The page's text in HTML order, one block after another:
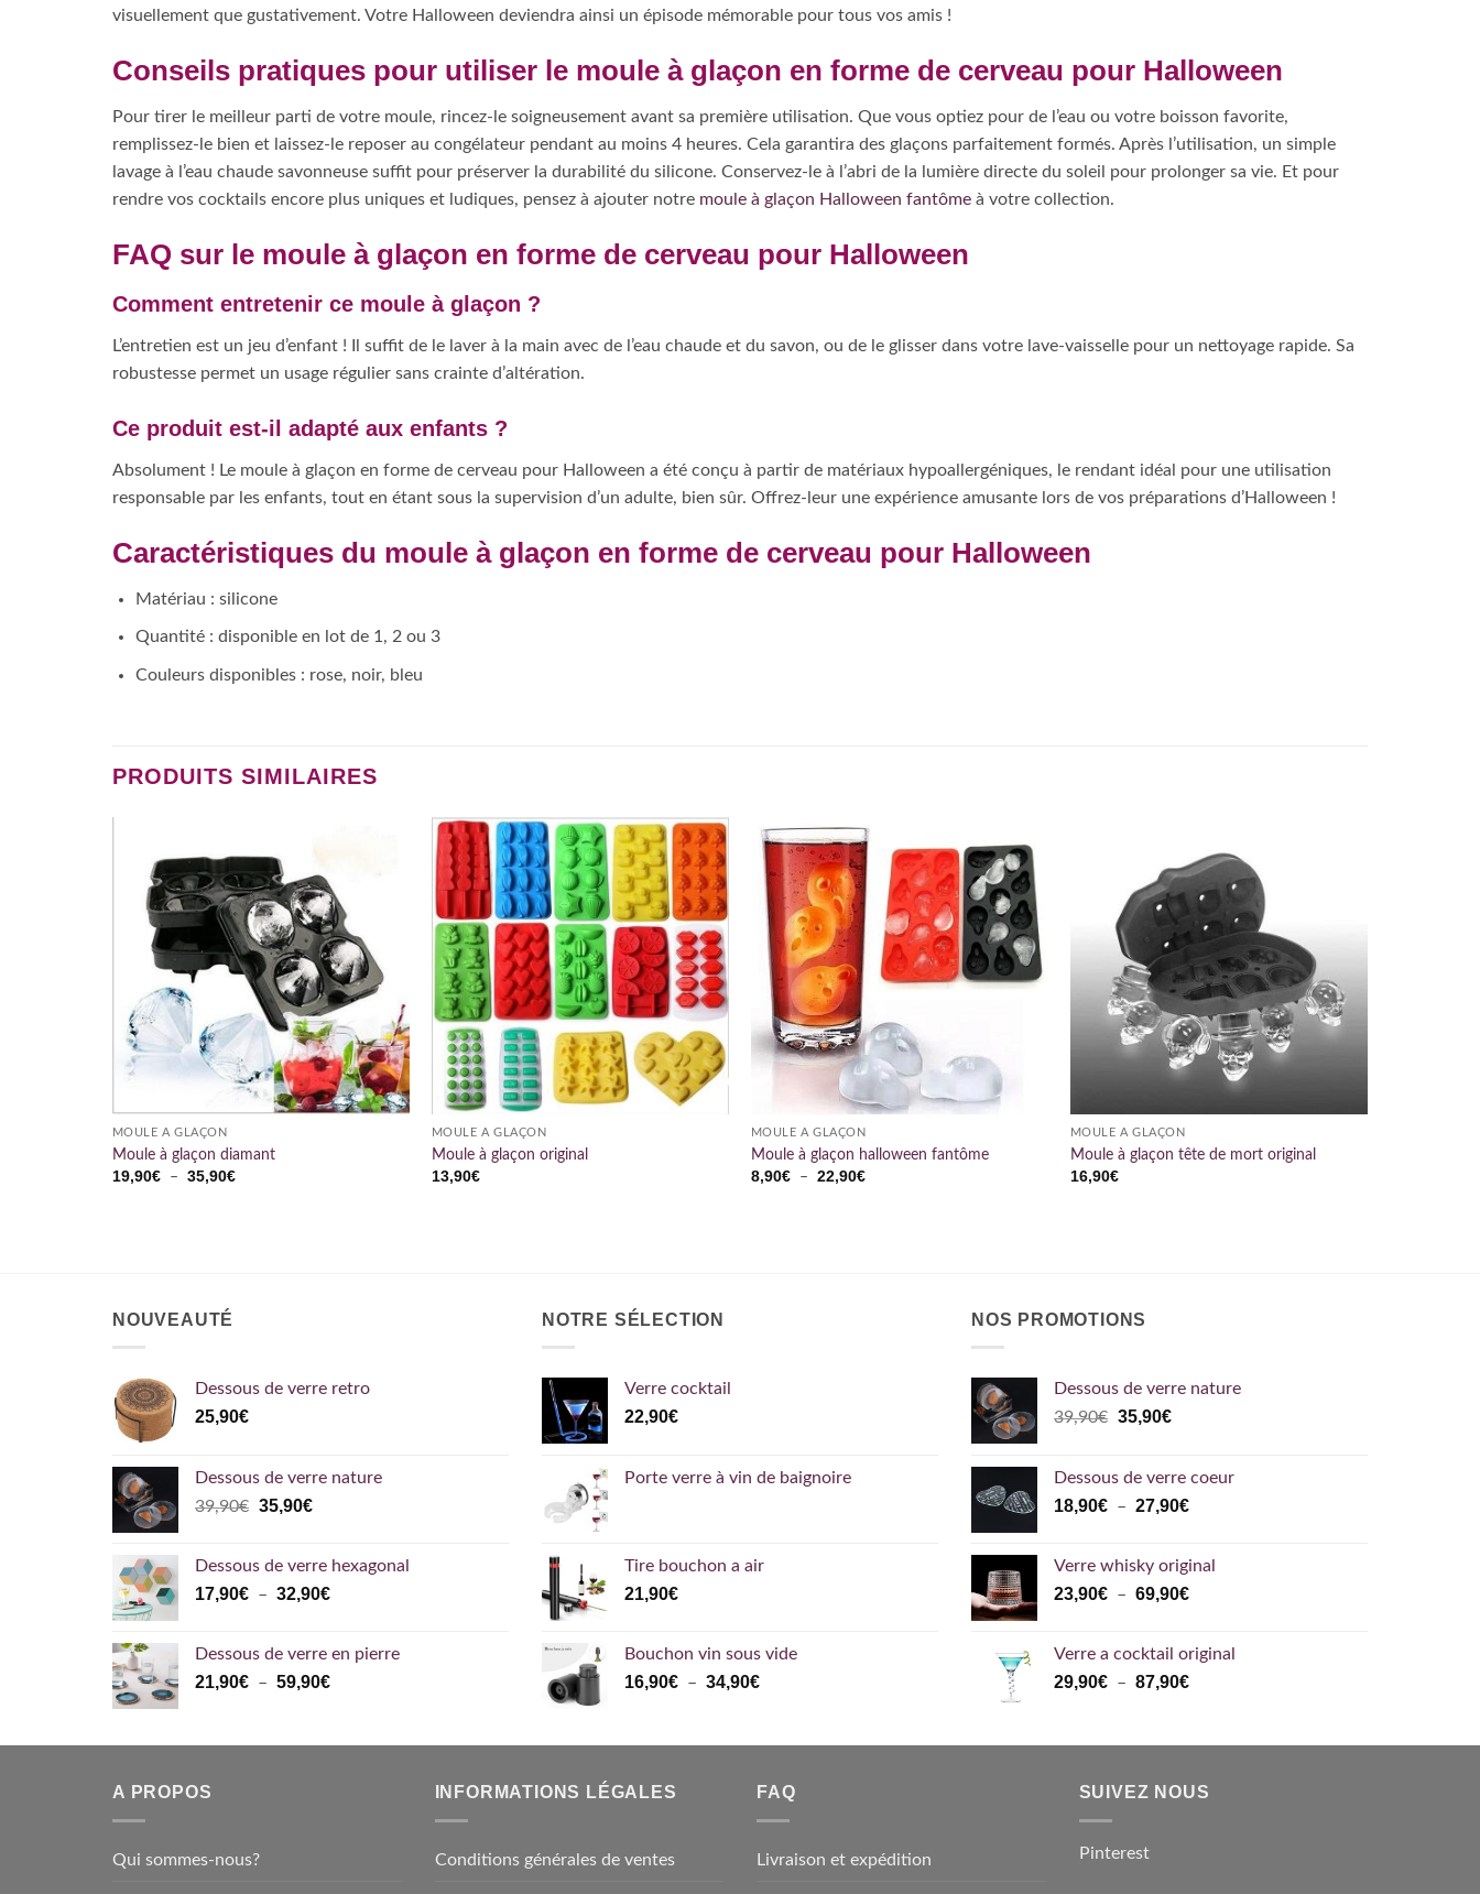
visuellement que gustativement. Votre Halloween deviendra ainsi un épisode mémorable pour tous vos amis !
Conseils pratiques pour utiliser le moule à glaçon en forme de cerveau pour Halloween
Pour tirer le meilleur parti de votre moule, rincez-le soigneusement avant sa première utilisation. Que vous optiez pour de l’eau ou votre boisson favorite,
remplissez-le bien et laissez-le reposer au congélateur pendant au moins 4 heures. Cela garantira des glaçons parfaitement formés. Après l’utilisation, un simple
lavage à l’eau chaude savonneuse suffit pour préserver la durabilité du silicone. Conservez-le à l’abri de la lumière directe du soleil pour prolonger sa vie. Et pour
rendre vos cocktails encore plus uniques et ludiques, pensez à ajouter notre moule à glaçon Halloween fantôme à votre collection.
FAQ sur le moule à glaçon en forme de cerveau pour Halloween
Comment entretenir ce moule à glaçon ?
L’entretien est un jeu d’enfant ! Il suffit de le laver à la main avec de l’eau chaude et du savon, ou de le glisser dans votre lave-vaisselle pour un nettoyage rapide. Sa
robustesse permet un usage régulier sans crainte d’altération.
Ce produit est-il adapté aux enfants ?
Absolument ! Le moule à glaçon en forme de cerveau pour Halloween a été conçu à partir de matériaux hypoallergéniques, le rendant idéal pour une utilisation
responsable par les enfants, tout en étant sous la supervision d’un adulte, bien sûr. Offrez-leur une expérience amusante lors de vos préparations d’Halloween !
Caractéristiques du moule à glaçon en forme de cerveau pour Halloween
Matériau : silicone
Quantité : disponible en lot de 1, 2 ou 3
Couleurs disponibles : rose, noir, bleu
PRODUITS SIMILAIRES
MOULE À GLAÇON
Moule à glaçon diamant
19,90€ – 35,90€Plage
MOULE À GLAÇON
Moule à glaçon original
13,90€
MOULE À GLAÇON
Moule à glaçon halloween fantôme
8,90€ – 22,90€Plage
MOULE À GLAÇON
Moule à glaçon tête de mort original
16,90€
NOUVEAUTÉ
Dessous de verre retro
25,90€
Dessous de verre nature
39,90€ Le
était :
39,90€.
35,90€Le
est :
35,90€.
Dessous de verre hexagonal
17,90€ – 32,90€Plage
17,90€
à
Dessous de verre en pierre
21,90€ – 59,90€Plage
21,90€
NOTRE SÉLECTION
Verre cocktail
22,90€
Porte verre à vin de baignoire
Tire bouchon a air
21,90€
Bouchon vin sous vide
16,90€ – 34,90€Plage
16,90€
34,90€
NOS PROMOTIONS
Dessous de verre nature
39,90€ Le
était :
39,90€.
35,90€Le
est :
35,90€.
Dessous de verre coeur
18,90€ – 27,90€Plage
18,90€
à
Verre whisky original
23,90€ – 69,90€Plage
23,90€
à
Verre a cocktail original
29,90€ – 87,90€Plage
29,90€
87,90€
A PROPOS
Qui sommes-nous?
INFORMATIONS LÉGALES
Conditions générales de ventes
FAQ
Livraison et expédition
SUIVEZ NOUS
Pinterest